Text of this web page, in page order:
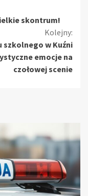
skontrum!
Kolejny:
szkolnego w Kuźni
emocje na
czołowej scenie